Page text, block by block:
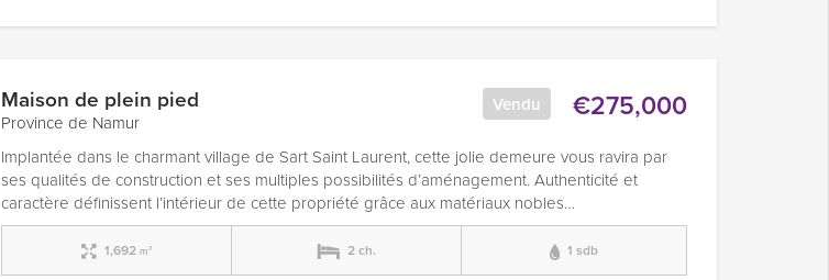
€275,000
Vendu
Maison de plein pied
Province de Namur
Implantée dans le charmant village de Sart Saint Laurent, cette jolie demeure vous ravira par
ses qualités de construction et ses multiples possibilités d’aménagement. Authenticité et
caractère définissent l’intérieur de cette propriété grâce aux matériaux nobles…
1,692 m² 2 ch. 1 sdb